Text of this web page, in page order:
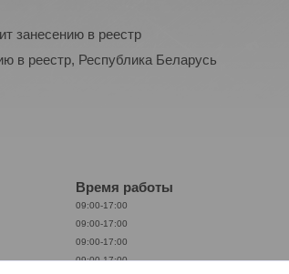
занесению в реестр
в реестр, Республика Беларусь
Время работы
09:00-17:00
09:00-17:00
09:00-17:00
09:00-17:00